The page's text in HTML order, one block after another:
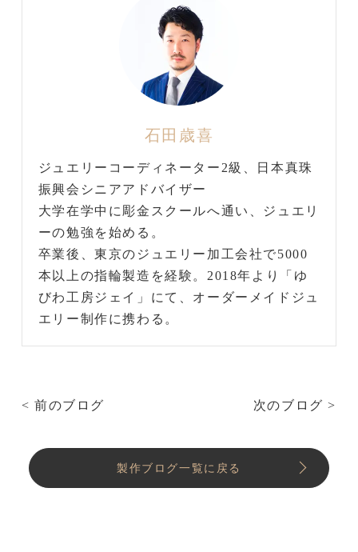
石田歳喜
ジュエリーコーディネーター2級、日本真珠
振興会シニアアドバイザー
大学在学中に彫金スクールへ通い、ジュエリ
ーの勉強を始める。
卒業後、東京のジュエリー加工会社で5000
本以上の指輪製造を経験。2018年より「ゆ
びわ工房ジェイ」にて、オーダーメイドジュ
エリー制作に携わる。
< 前のブログ 次のブログ >
製作ブログ一覧に戻る